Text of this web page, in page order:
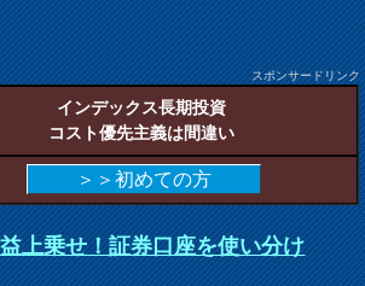
スポンサードリンク
インデックス長期投資
コスト優先主義は間違い
＞＞初めての方
上乗せ！証券口座を使い分け